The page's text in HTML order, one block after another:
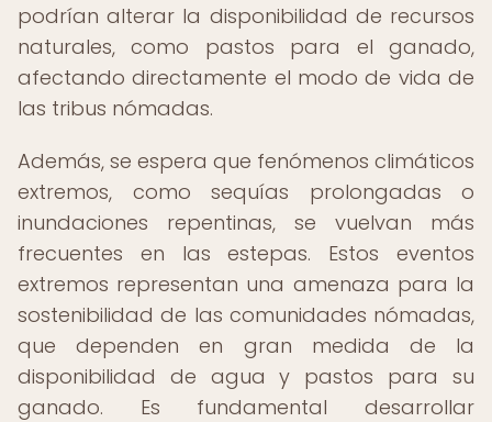
podrían alterar la disponibilidad de recursos
naturales, como pastos para el ganado,
afectando directamente el modo de vida de
las tribus nómadas.
Además, se espera que fenómenos climáticos
extremos, como sequías prolongadas o
inundaciones repentinas, se vuelvan más
frecuentes en las estepas. Estos eventos
extremos representan una amenaza para la
sostenibilidad de las comunidades nómadas,
que dependen en gran medida de la
disponibilidad de agua y pastos para su
ganado. Es fundamental desarrollar